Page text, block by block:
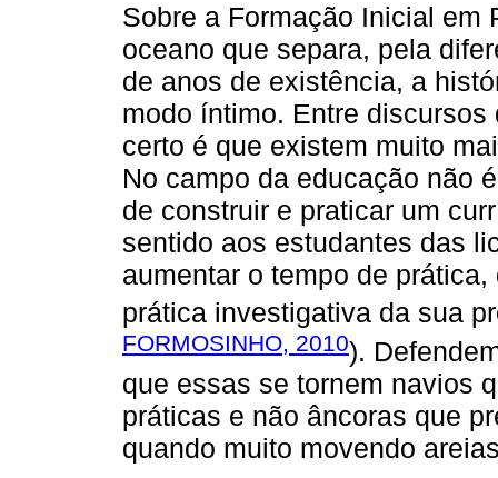
Sobre a Formação Inicial em
oceano que separa, pela
de anos de existência, a
modo íntimo. Entre
certo é que existem muito
No campo da educação não
de construir e praticar um
sentido aos estudantes das
aumentar o tempo de
prática investigativa da sua
FORMOSINHO, 2010).
que essas se tornem navios
práticas e não âncoras que
quando muito movendo